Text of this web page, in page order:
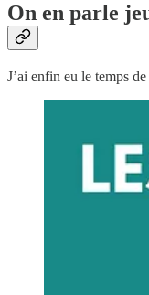
On en parle
J’ai enfin eu le temps